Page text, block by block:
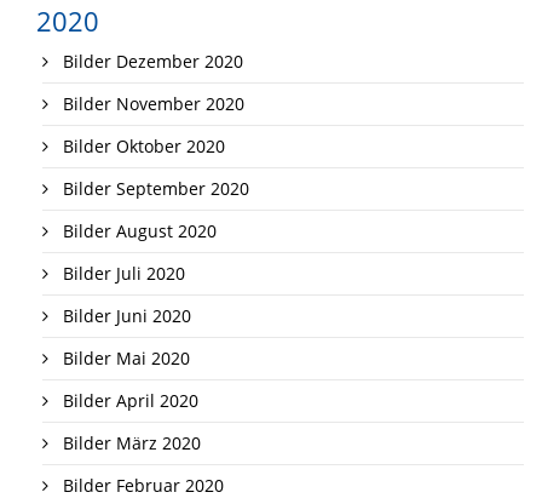
2020
Bilder Dezember 2020
Bilder November 2020
Bilder Oktober 2020
Bilder September 2020
Bilder August 2020
Bilder Juli 2020
Bilder Juni 2020
Bilder Mai 2020
Bilder April 2020
Bilder März 2020
Bilder Februar 2020